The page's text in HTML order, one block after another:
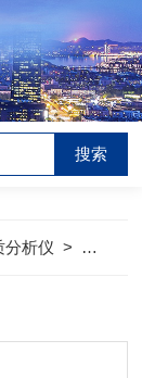
分析仪 > 哈希